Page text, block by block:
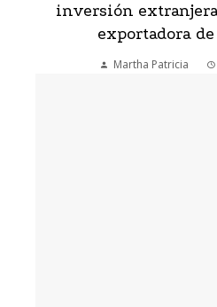
inversión
exportadora
Martha Patricia